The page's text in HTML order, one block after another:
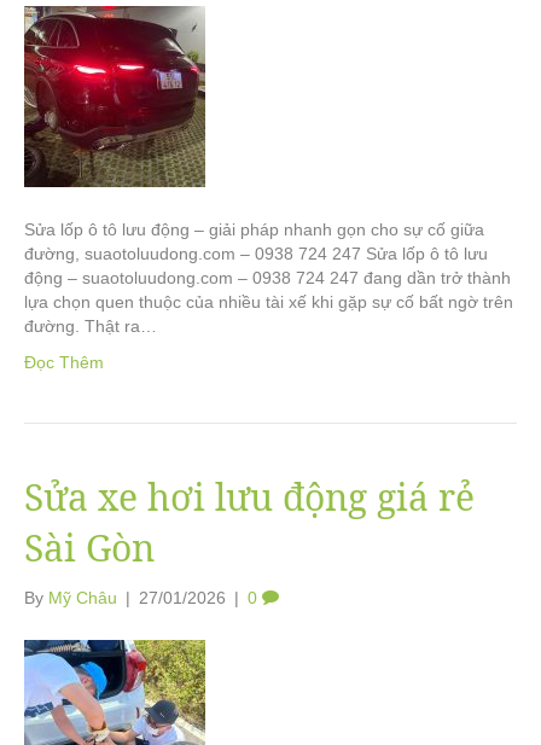
Sửa lốp ô tô lưu động – giải pháp nhanh gọn cho sự cố giữa
đường, suaotoluudong.com – 0938 724 247 Sửa lốp ô tô lưu
động – suaotoluudong.com – 0938 724 247 đang dần trở thành
lựa chọn quen thuộc của nhiều tài xế khi gặp sự cố bất ngờ trên
đường. Thật ra…
Đọc Thêm
Sửa xe hơi lưu động giá rẻ
Sài Gòn
By Mỹ Châu | 27/01/2026 | 0